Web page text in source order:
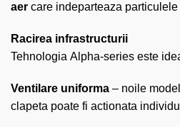
aer care indeparteaza particulele
Racirea infrastructurii
Tehnologia Alpha-series este
Ventilare uniforma – noile
clapeta poate fi actionata